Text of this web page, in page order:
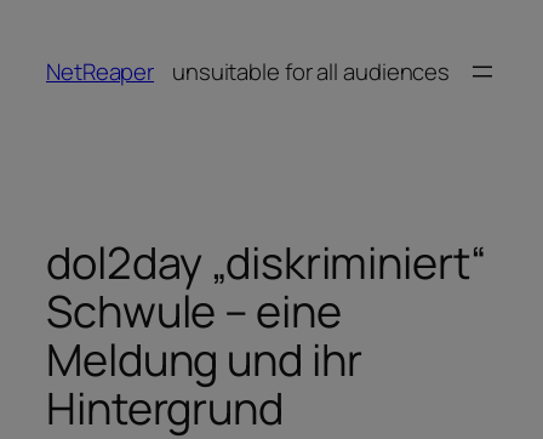
springen
NetReaper unsuitable for all audiences
dol2day „diskriminiert“
Schwule – eine
Meldung und ihr
Hintergrund